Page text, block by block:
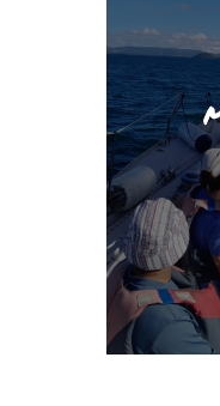
Le
conçu
lignes
croisières
en mer
spacieux
que